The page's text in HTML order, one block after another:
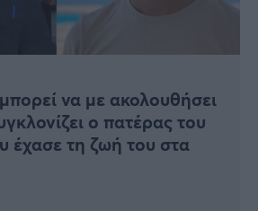
να με ακολουθήσει
ο πατέρας του
έχασε τη ζωή του στα